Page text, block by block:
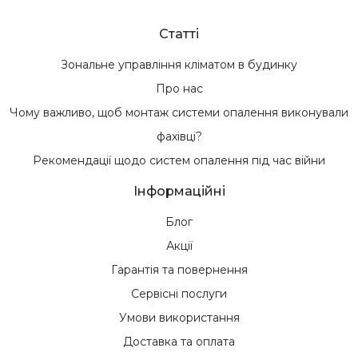
Статті
Зональне управління кліматом в будинку
Про нас
Чому важливо, щоб монтаж системи опалення виконували
фахівці?
Рекомендації щодо систем опалення під час війни
Інформаційні
Блог
Акції
Гарантія та повернення
Сервісні послуги
Умови використання
Доставка та оплата